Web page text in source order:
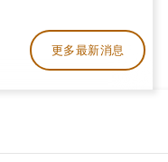
更多最新消息